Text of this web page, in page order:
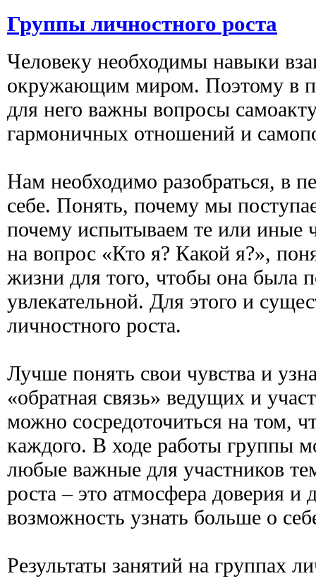
Группы личностного роста
Человеку необходимы навыки
окружающим миром. Поэтому в
для него важны вопросы
гармоничных отношений и
Нам необходимо разобраться, в
себе. Понять, почему мы
почему испытываем те или иные
на вопрос «Кто я? Какой я?»,
жизни для того, чтобы она была
увлекательной. Для этого и
личностного роста.
Лучше понять свои чувства и
«обратная связь» ведущих и
можно сосредоточиться на том,
каждого. В ходе работы группы
любые важные для участников
роста – это атмосфера доверия и
возможность узнать больше о
Результаты занятий на группах